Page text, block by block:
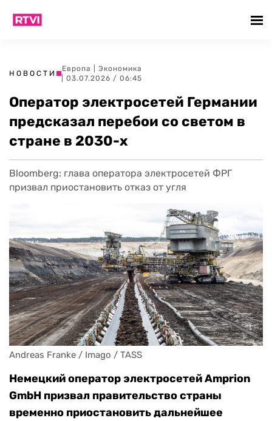
НОВОСТИ
Европа
Экономика
| 03.07.2026 / 06:45
Оператор электросетей Германии
предсказал перебои со светом в
стране в 2030-х
Bloomberg: глава оператора электросетей ФРГ
призвал приостановить отказ от угля
Andreas Franke / Imago / TASS
Немецкий оператор электросетей Amprion
GmbH призвал правительство страны
временно приостановить дальнейшее